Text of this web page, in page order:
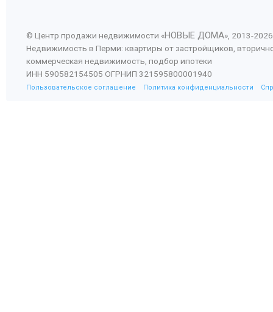
© Центр продажи недвижимости «НОВЫЕ ДОМА», 2013-2026
Недвижимость в Перми: квартиры от застройщиков,
коммерческая недвижимость, подбор ипотеки
ИНН 590582154505 ОГРНИП 321595800001940
Пользовательское соглашение Политика конфиденциальности